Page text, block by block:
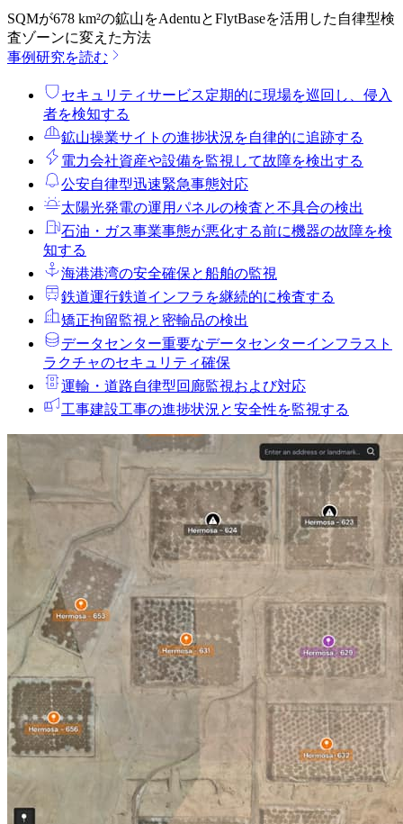
SQMが678 km²の鉱山をAdentuとFlytBaseを活用した自律型検
査ゾーンに変えた方法
事例研究を読む
セキュリティサービス定期的に現場を巡回し、侵入
者を検知する
鉱山操業サイトの進捗状況を自律的に追跡する
電力会社資産や設備を監視して故障を検出する
公安自律型迅速緊急事態対応
太陽光発電の運用パネルの検査と不具合の検出
石油・ガス事業事態が悪化する前に機器の故障を検
知する
海港港湾の安全確保と船舶の監視
鉄道運行鉄道インフラを継続的に検査する
矯正拘留監視と密輸品の検出
データセンター重要なデータセンターインフラスト
ラクチャのセキュリティ確保
運輸・道路自律型回廊監視および対応
工事建設工事の進捗状況と安全性を監視する